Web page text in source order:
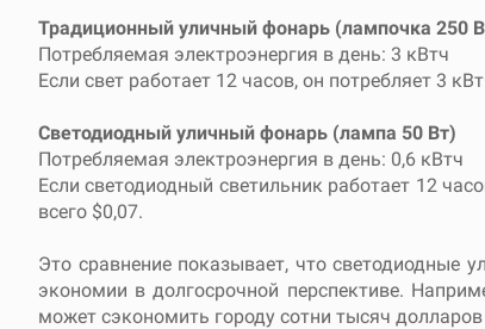
Традиционный уличный фонарь (лампочка 250
Потребляемая электроэнергия в день: 3 кВтч
Если свет работает 12 часов, он потребляет 3
Светодиодный уличный фонарь (лампа 50 Вт)
Потребляемая электроэнергия в день: 0,6 кВтч
Если светодиодный светильник работает 12
всего $0,07.
Это сравнение показывает, что светодиодные
экономии в долгосрочной перспективе.
может сэкономить городу сотни тысяч долларов